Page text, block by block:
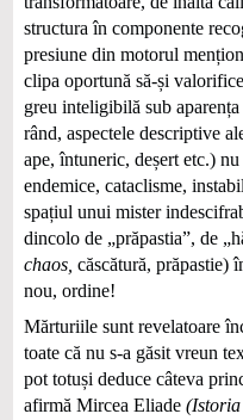
structura în componente
presiune din motorul
clipa oportună să-și
greu inteligibilă sub
rând, aspectele descriptive
ape, întuneric, deșert etc.)
endemice, cataclisme,
spațiul unui mister
dincolo de „prăpastia”, de
chaos, căscătură, prăpastie)
nou, ordine!
Mărturiile sunt revelatoare
toate că nu s-a găsit vreun
pot totuși deduce câteva
afirmă Mircea Eliade